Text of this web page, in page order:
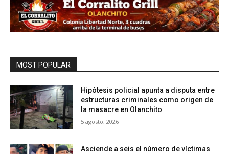
MOST POPULAR
Hipótesis policial apunta a disputa entre
estructuras criminales como origen de
la masacre en Olanchito
5 agosto, 2026
Asciende a seis el número de víctimas